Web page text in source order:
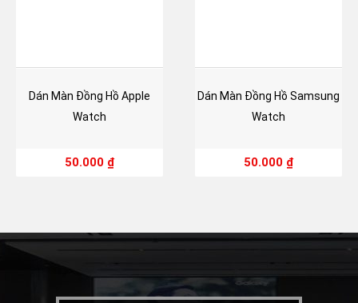
Dán Màn Đồng Hồ Apple
Watch
50.000 ₫
Dán Màn Đồng Hồ Samsung
Watch
50.000 ₫